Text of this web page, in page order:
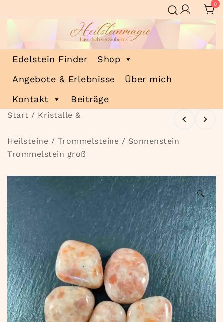
Inhalt
0
Heilsteinmagie
Lass dich verzaubern
Edelstein Finder
Shop
Angebote & Erlebnisse
Über mich
Kontakt
Beiträge
Start / Kristalle &
Heilsteine / Trommelsteine / Sonnenstein
Trommelstein groß
🔍